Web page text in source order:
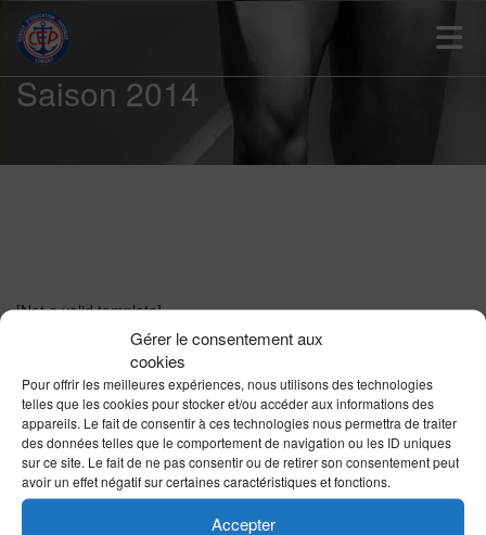
Gérer le consentement aux
cookies
Pour offrir les meilleures expériences, nous utilisons des technologies
telles que les cookies pour stocker et/ou accéder aux informations des
appareils. Le fait de consentir à ces technologies nous permettra de traiter
des données telles que le comportement de navigation ou les ID uniques
sur ce site. Le fait de ne pas consentir ou de retirer son consentement peut
avoir un effet négatif sur certaines caractéristiques et fonctions.
Accepter
Saison 2014
[Not a valid template]
Politique des cookies (UE)|La politique de confidentialité|WEB In BZH |
- Site internet sur la région VANNES - LORIENT - QUIMPER